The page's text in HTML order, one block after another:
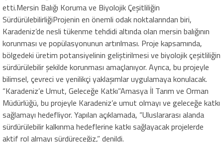
etti.Mersin Balığı Koruma ve Biyolojik Çeşitliliğin
SürdürülebilirliğiProjenin en önemli odak noktalarından biri,
Karadeniz’de nesli tükenme tehdidi altında olan mersin balığının
korunması ve popülasyonunun artırılması. Proje kapsamında,
bölgedeki üretim potansiyelinin geliştirilmesi ve biyolojik çeşitliliğin
sürdürülebilir şekilde korunması amaçlanıyor. Ayrıca, bu projeyle
bilimsel, çevreci ve yenilikçi yaklaşımlar uygulamaya konulacak.
“Karadeniz’e Umut, Geleceğe Katkı”Amasya İl Tarım ve Orman
Müdürlüğü, bu projeyle Karadeniz’e umut olmayı ve geleceğe katkı
sağlamayı hedefliyor. Yapılan açıklamada, “Uluslararası alanda
sürdürülebilir kalkınma hedeflerine katkı sağlayacak projelerde
aktif rol almayı sürdüreceğiz,” denildi.